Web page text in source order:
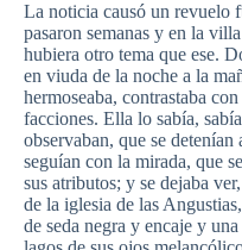
La noticia causó un revuelo
pasaron semanas y en la
hubiera otro tema que ese.
en viuda de la noche a la
hermoseaba, contrastaba
facciones. Ella lo sabía,
observaban, que se detenían
seguían con la mirada, que
sus atributos; y se dejaba
de la iglesia de las
de seda negra y encaje y